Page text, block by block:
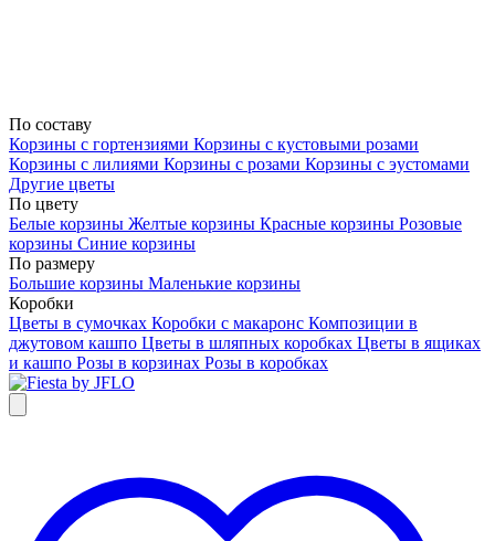
По составу
Корзины с гортензиями Корзины с кустовыми розами
Корзины с лилиями Корзины с розами Корзины с эустомами
Другие цветы
По цвету
Белые корзины Желтые корзины Красные корзины Розовые
корзины Синие корзины
По размеру
Большие корзины Маленькие корзины
Коробки
Цветы в сумочках Коробки с макаронс Композиции в
джутовом кашпо Цветы в шляпных коробках Цветы в ящиках
и кашпо Розы в корзинах Розы в коробках